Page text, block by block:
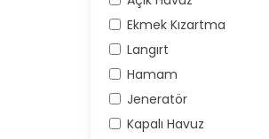
Ekmek Kızartma
Langırt
Hamam
Jeneratör
Kapalı Havuz